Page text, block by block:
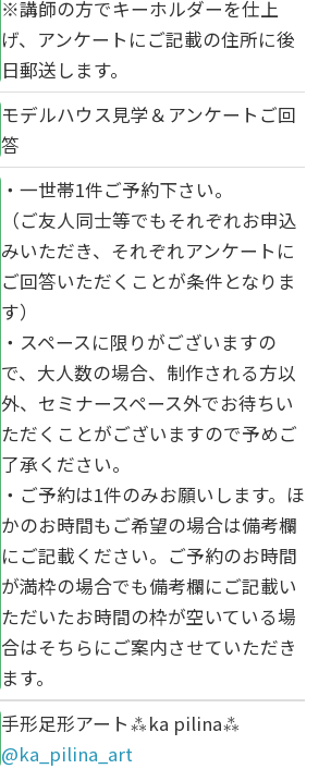
※講師の方でキーホルダーを仕上
げ、アンケートにご記載の住所に後
日郵送します。
モデルハウス見学＆アンケートご回
答
手形足形アート⁂ka pilina⁂
@ka_pilina_art
・一世帯1件ご予約下さい。
（ご友人同士等でもそれぞれお申込
みいただき、それぞれアンケートに
ご回答いただくことが条件となりま
す）
・スペースに限りがございますの
で、大人数の場合、制作される方以
外、セミナースペース外でお待ちい
ただくことがございますので予めご
了承ください。
・ご予約は1件のみお願いします。ほ
かのお時間もご希望の場合は備考欄
にご記載ください。ご予約のお時間
が満枠の場合でも備考欄にご記載い
ただいたお時間の枠が空いている場
合はそちらにご案内させていただき
ます。